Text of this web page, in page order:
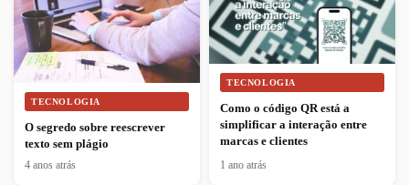
TECNOLOGIA
O segredo sobre reescrever
texto sem plágio
4 anos atrás
TECNOLOGIA
Como o código QR está a
simplificar a interação entre
marcas e clientes
1 ano atrás